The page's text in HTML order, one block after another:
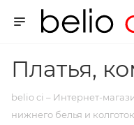
Платья,
belio ci – Интернет-
нижнего белья и